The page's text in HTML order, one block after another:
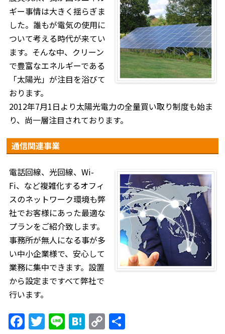
ギー事情は大きく揺らぎま
した。誰もが電気の使用に
ついて考える時代が来てい
ます。そんな中、クリーン
で豊富なエネルギーである
「太陽光」が注目を浴びて
おります。
2012年7月1日より太陽光電力の全量買い取り制度も始ま
り、尚一層注目されております。
通信関連事業
電話回線、光回線、Wi-
Fi、など複雑化するオフィ
スのネットワーク環境も弊
社でお客様にあった最適な
プランをご紹介致します。
事務所が無人になる事が多
い中小企業様で、安心して
業務に集中できます。設置
から設定まですべて弊社で
行います。
F T Li H C